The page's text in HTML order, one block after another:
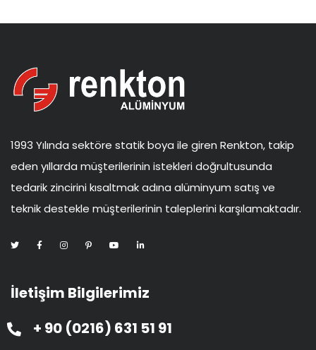
1993 Yılında sektöre statik boya ile giren Renkton, takip
eden yıllarda müşterilerinin istekleri doğrultusunda
tedarik zincirini kısaltmak adına alüminyum satış ve
teknik destekle müşterilerinin taleplerini karşılamaktadır.
İletişim Bilgilerimiz
+ 90 (0216) 631 51 91